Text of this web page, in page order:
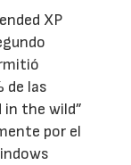
XP
de las
in the wild”
por el